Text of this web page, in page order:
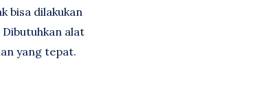
bisa dilakukan
alat
yang tepat.